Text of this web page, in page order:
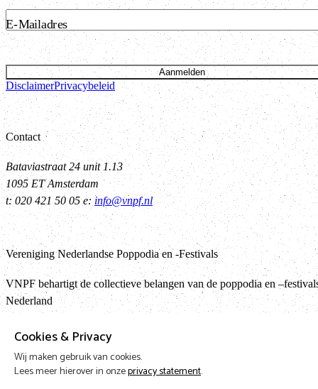
Cookies & Privacy
Wij maken gebruik van cookies.
Lees meer hierover in onzeprivacy statement.
E-Mailadres
Aanmelden
DisclaimerPrivacybeleid
Contact
Bataviastraat 24 unit 1.13
1095 ET Amsterdam
t: 020 421 50 05 e: info@vnpf.nl
Vereniging Nederlandse Poppodia en -Festivals
VNPF behartigt de collectieve belangen van de poppodia en
Nederland